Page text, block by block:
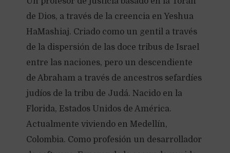
de Dios, a través de la creencia en Yeshua
HaMashiaj. Criado como un gentil a través
de la dispersión de las doce tribus de Israel
entre las naciones, pero un descendiente
de Abraham a través de ancestros sefardíes
judíos de la tribu de Judá. Nacido en la
Florida, Estados Unidos de América.
Actualmente viviendo en Medellín,
Colombia. Como profesión un desarrollador